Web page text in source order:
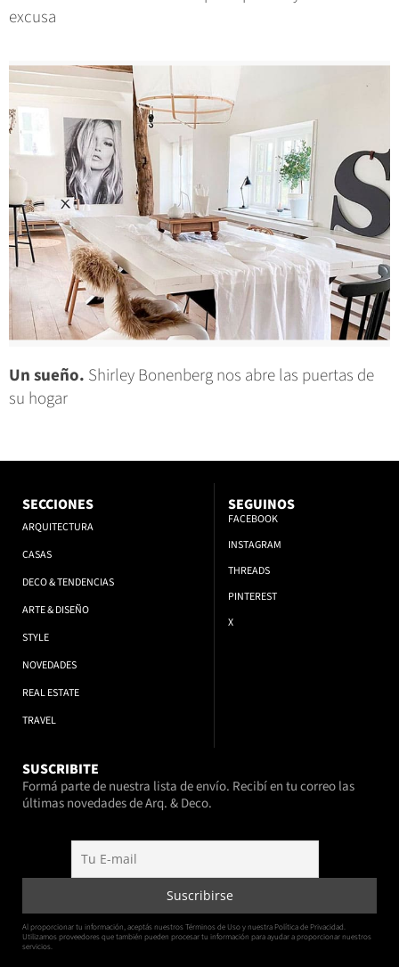
excusa
Un sueño. Shirley Bonenberg nos abre las puertas de
su hogar
SECCIONES
ARQUITECTURA
CASAS
DECO & TENDENCIAS
ARTE & DISEÑO
STYLE
NOVEDADES
REAL ESTATE
TRAVEL
SEGUINOS
FACEBOOK
INSTAGRAM
THREADS
PINTEREST
X
SUSCRIBITE
Formá parte de nuestra lista de envío. Recibí en tu correo las
últimas novedades de Arq. & Deco.
Al proporcionar tu información, aceptás nuestros Términos de Uso y nuestra Política de Privacidad.
Utilizamos proveedores que también pueden procesar tu información para ayudar a proporcionar nuestros
servicios.